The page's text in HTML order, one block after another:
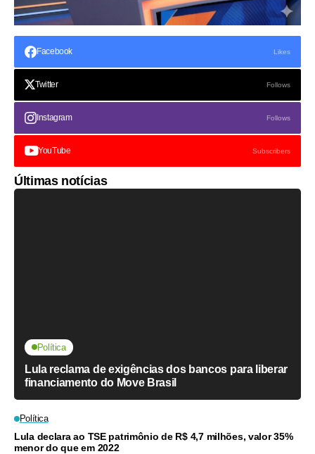
Facebook Likes
Twitter Follows
Instagram Follows
YouTube Subscribers
Últimas notícias
Política
Lula reclama de exigências dos bancos para liberar
financiamento do Move Brasil
Política
Lula declara ao TSE patrimônio de R$ 4,7 milhões, valor 35%
menor do que em 2022